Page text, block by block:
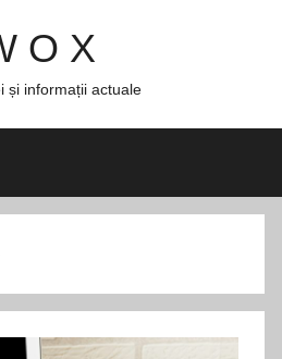
O X
și informații actuale